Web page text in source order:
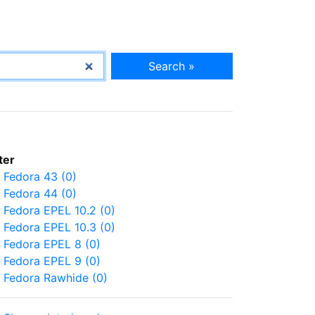
Search »
Fedora 43 (0)
Fedora 44 (0)
Fedora EPEL 10.2 (0)
Fedora EPEL 10.3 (0)
Fedora EPEL 8 (0)
Fedora EPEL 9 (0)
Fedora Rawhide (0)